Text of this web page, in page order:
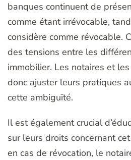
banques continuent de
comme étant irrévocable,
considère comme révocable.
des tensions entre les
immobilier. Les notaires et
donc ajuster leurs pratiques
cette ambiguïté.
Il est également crucial
sur leurs droits concernant
en cas de révocation, le